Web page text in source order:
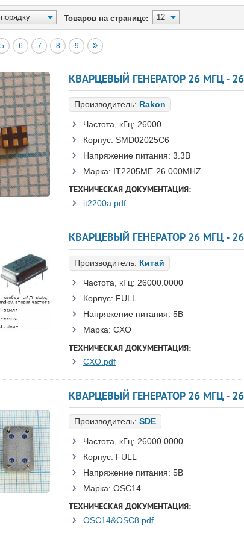
Товаров на странице:
5 6 7 8 9 »
КВАРЦЕВЫЙ ГЕНЕРАТОР 26 МГЦ -
Производитель: Rakon
Частота, кГц: 26000
Корпус: SMD02025C6
Напряжение питания: 3.3В
Марка: IT2205ME-26.000MHZ
ТЕХНИЧЕСКАЯ ДОКУМЕНТАЦИЯ:
it2200a.pdf
КВАРЦЕВЫЙ ГЕНЕРАТОР 26 МГЦ -
Производитель: Китай
Частота, кГц: 26000.0000
Корпус: FULL
Напряжение питания: 5В
Марка: CXO
ТЕХНИЧЕСКАЯ ДОКУМЕНТАЦИЯ:
CXO.pdf
КВАРЦЕВЫЙ ГЕНЕРАТОР 26 МГЦ -
Производитель: SDE
Частота, кГц: 26000.0000
Корпус: FULL
Напряжение питания: 5В
Марка: OSC14
ТЕХНИЧЕСКАЯ ДОКУМЕНТАЦИЯ:
OSC14&OSC8.pdf